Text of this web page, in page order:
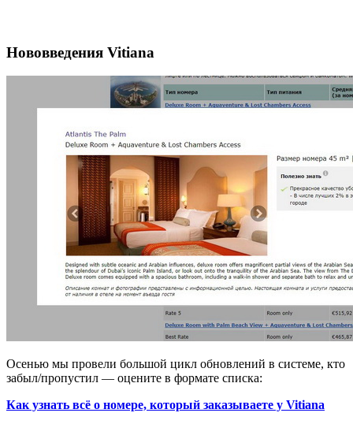
Нововведения Vitiana
Осенью мы провели большой цикл обновлений в системе, кто
забыл/пропустил — оцените в формате списка:
Как узнать всё о номере, который заказываете у Vitiana